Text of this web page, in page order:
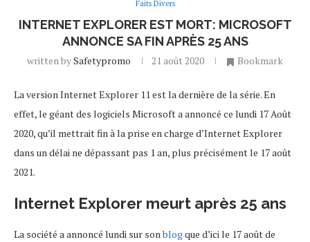
Faits Divers
INTERNET EXPLORER EST MORT: MICROSOFT
ANNONCE SA FIN APRÈS 25 ANS
written bySafetypromo 21 août 2020 Bookmark
La version Internet Explorer 11 est la dernière de la série. En
effet, le géant des logiciels Microsoft a annoncé ce lundi 17 Août
2020, qu’il mettrait fin à la prise en charge d’Internet Explorer
dans un délai ne dépassant pas 1 an, plus précisément le 17 août
2021.
Internet Explorer meurt après 25 ans
La société a annoncé lundi sur sonblogque d’ici le 17 août de